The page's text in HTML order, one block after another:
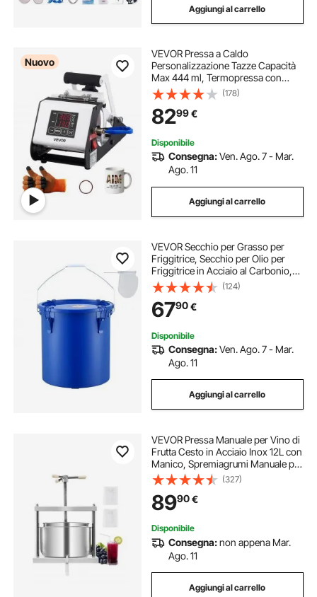
Aggiungi al carrello
Nuovo
VEVOR Pressa a Caldo
Personalizzazione Tazze Capacità
Max 444 ml, Termopressa con
Nastro Adesivo e Guanti,
Impostazione di Temperatura e
Tempo, Trasferimento Termico per
Sublimazione Bicchieri e Tazze
(178)
8299€
Disponibile
Consegna:Ven. Ago. 7 - Mar.
Ago. 11
Aggiungi al carrello
VEVOR Secchio per Grasso per
Friggitrice, Secchio per Olio per
Friggitrice in Acciaio al Carbonio,
con Coperchio, Clip Chiusura,
Sacchetto Filtraggio dell'Olio
Cucina Caldo, Blu
(124)
6790€
Disponibile
Consegna:Ven. Ago. 7 - Mar.
Ago. 11
Aggiungi al carrello
VEVOR Pressa Manuale per Vino di
Frutta Cesto in Acciaio Inox 12L con
Manico, Spremiagrumi Manuale per
Bevande Alcoliche Pressa per
Sidro, Mela, Uva, Tintura, Miele,
Olio d'Oliva Cucina, Casa
(327)
8990€
Disponibile
Consegna:non appena Mar.
Ago. 11
Aggiungi al carrello